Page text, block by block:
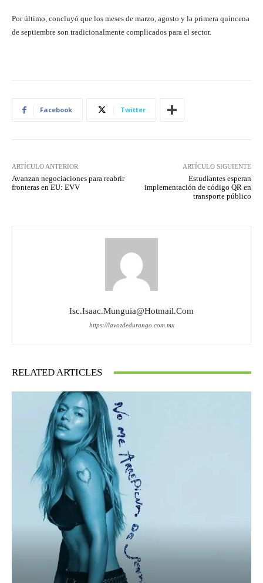
Por último, concluyó que los meses de marzo, agosto y la primera quincena
de septiembre son tradicionalmente complicados para el sector.
Facebook Twitter
ARTÍCULO ANTERIOR
Avanzan negociaciones para reabrir
fronteras en EU: EVV
ARTÍCULO SIGUIENTE
Estudiantes esperan
implementación de código QR en
transporte público
Isc.isaac.munguia@hotmail.com
https://lavozdedurango.com.mx
RELATED ARTICLES